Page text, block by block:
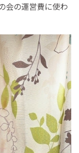
会の運営費に使わ